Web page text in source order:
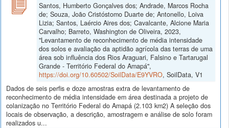
Santos, Humberto Gonçalves dos; Andrade, Marcos Rocha
de; Souza, João Cristóstomo Duarte de; Antonello, Loiva
Lizia; Santos, Laércio Aires dos; Cavalcante, Alcione Maria
Carvalho; Barreto, Washington de Oliveira, 2023,
"Levantamento de reconhecimento de média intensidade
dos solos e avaliação da aptidão agrícola das terras de uma
área sob influência dos Rios Araguari, Falsino e Tartarugal
Grande - Território Federal do Amapá",
https://doi.org/10.60502/SoilData/E9YVRO, SoilData, V1
Dados de seis perfis e doze amostras extra de levantamento de
reconhecimento de média intensidade em área destinada a projeto de
colanização no Território Federal do Amapá (2.103 km2) A seleção dos
locais de observação, a descrição, amostragem e análise de solo foram
realizados u...